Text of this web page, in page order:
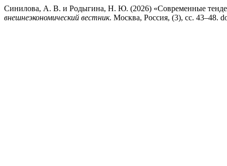
Синилова, А. В. и Родыгина, Н. Ю. (2026) «Современные
внешнеэкономический вестник. Москва, Россия, (3), сс. 43–48.